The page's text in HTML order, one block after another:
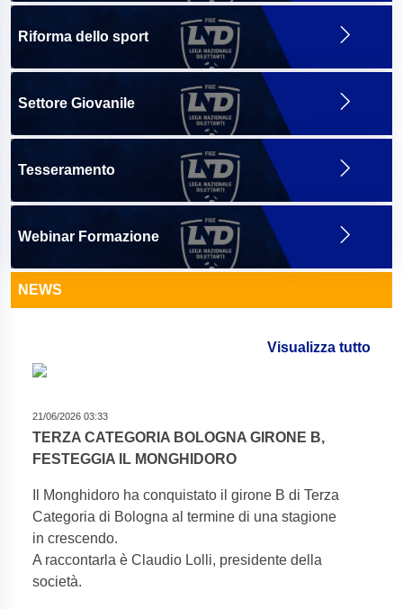
Riforma dello sport
Settore Giovanile
Tesseramento
Webinar Formazione
NEWS
Visualizza tutto
21/06/2026 03:33
TERZA CATEGORIA BOLOGNA GIRONE B,
FESTEGGIA IL MONGHIDORO
Il Monghidoro ha conquistato il girone B di Terza
Categoria di Bologna al termine di una stagione
in crescendo.
A raccontarla è Claudio Lolli, presidente della
società.